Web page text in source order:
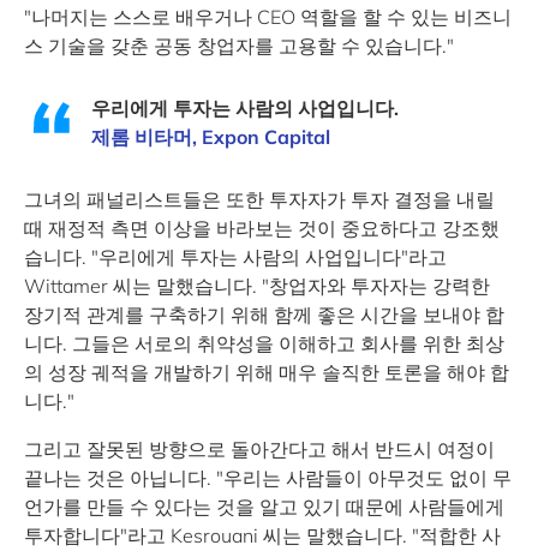
"나머지는 스스로 배우거나 CEO 역할을 할 수 있는 비즈니
스 기술을 갖춘 공동 창업자를 고용할 수 있습니다."
우리에게 투자는 사람의 사업입니다.
제롬 비타머, Expon Capital
그녀의 패널리스트들은 또한 투자자가 투자 결정을 내릴
때 재정적 측면 이상을 바라보는 것이 중요하다고 강조했
습니다. "우리에게 투자는 사람의 사업입니다"라고
Wittamer 씨는 말했습니다. "창업자와 투자자는 강력한
장기적 관계를 구축하기 위해 함께 좋은 시간을 보내야 합
니다. 그들은 서로의 취약성을 이해하고 회사를 위한 최상
의 성장 궤적을 개발하기 위해 매우 솔직한 토론을 해야 합
니다."
그리고 잘못된 방향으로 돌아간다고 해서 반드시 여정이
끝나는 것은 아닙니다. "우리는 사람들이 아무것도 없이 무
언가를 만들 수 있다는 것을 알고 있기 때문에 사람들에게
투자합니다"라고 Kesrouani 씨는 말했습니다. "적합한 사